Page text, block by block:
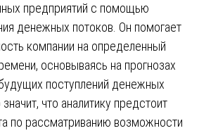
предприятий с помощью
денежных потоков. Он помогает
компании на определенный
основываясь на прогнозах
поступлений денежных
что аналитику предстоит
по рассматриванию возможности